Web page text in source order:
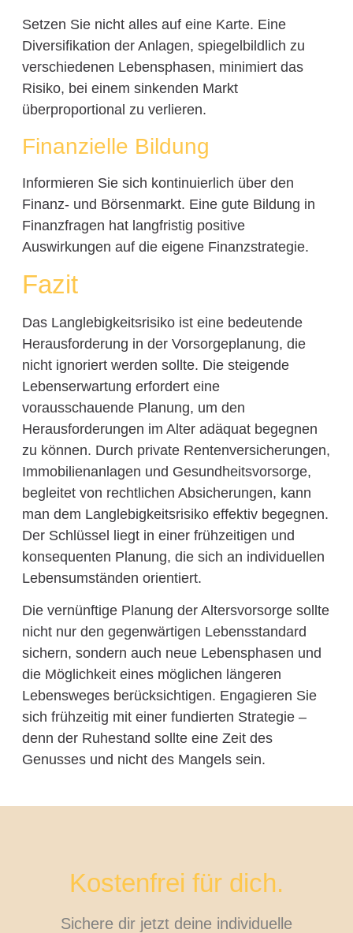
Setzen Sie nicht alles auf eine Karte. Eine
Diversifikation der Anlagen, spiegelbildlich zu
verschiedenen Lebensphasen, minimiert das
Risiko, bei einem sinkenden Markt
überproportional zu verlieren.
Finanzielle Bildung
Informieren Sie sich kontinuierlich über den
Finanz- und Börsenmarkt. Eine gute Bildung in
Finanzfragen hat langfristig positive
Auswirkungen auf die eigene Finanzstrategie.
Fazit
Das Langlebigkeitsrisiko ist eine bedeutende
Herausforderung in der Vorsorgeplanung, die
nicht ignoriert werden sollte. Die steigende
Lebenserwartung erfordert eine
vorausschauende Planung, um den
Herausforderungen im Alter adäquat begegnen
zu können. Durch private Rentenversicherungen,
Immobilienanlagen und Gesundheitsvorsorge,
begleitet von rechtlichen Absicherungen, kann
man dem Langlebigkeitsrisiko effektiv begegnen.
Der Schlüssel liegt in einer frühzeitigen und
konsequenten Planung, die sich an individuellen
Lebensumständen orientiert.
Die vernünftige Planung der Altersvorsorge sollte
nicht nur den gegenwärtigen Lebensstandard
sichern, sondern auch neue Lebensphasen und
die Möglichkeit eines möglichen längeren
Lebensweges berücksichtigen. Engagieren Sie
sich frühzeitig mit einer fundierten Strategie –
denn der Ruhestand sollte eine Zeit des
Genusses und nicht des Mangels sein.
Kostenfrei für dich.
Sichere dir jetzt deine individuelle